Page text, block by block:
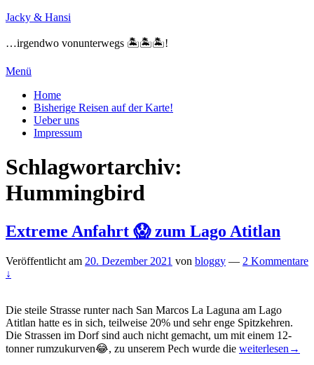
Zum
springen
Jacky & Hansi
…irgendwo vonunterwegs 🏝🏝🏝!
Menü
Primäres
Menü
Home
Bisherige Reisen auf der Karte!
Ueber uns
Impressum
Schlagwortarchiv:
Hummingbird
Extreme Anfahrt 😱 zum Lago Atitlan
Veröffentlicht am 20. Dezember 2021 von bloggy — 2 Kommentare
↓
Die steile Strasse runter nach San Marcos La Laguna am Lago
Atitlan hatte es in sich, teilweise 20% und sehr enge Spitzkehren.
Die Strassen im Dorf sind auch nicht gemacht, um mit einem 12-
tonner rumzukurven😂, zu unserem Pech wurde die Extreme
weiterlesen →